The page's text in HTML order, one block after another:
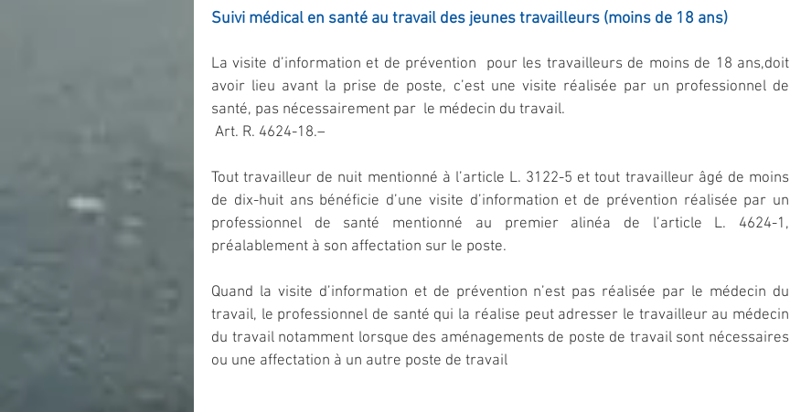
Suivi médical en santé au travail des jeunes travailleurs (moins de 18 ans)
La visite d’information et de prévention  pour les travailleurs de moins de 18 ans,doit
avoir lieu avant la prise de poste, c’est une visite réalisée par un professionnel de
santé, pas nécessairement par  le médecin du travail.
Art. R. 4624-18.–
Tout travailleur de nuit mentionné à l’article L. 3122-5 et tout travailleur âgé de moins
de dix-huit ans bénéficie d’une visite d’information et de prévention réalisée par un
professionnel de santé mentionné au premier alinéa de l’article L. 4624-1,
préalablement à son affectation sur le poste.
Quand la visite d’information et de prévention n’est pas réalisée par le médecin du
travail, le professionnel de santé qui la réalise peut adresser le travailleur au médecin
du travail notamment lorsque des aménagements de poste de travail sont nécessaires
ou une affectation à un autre poste de travail